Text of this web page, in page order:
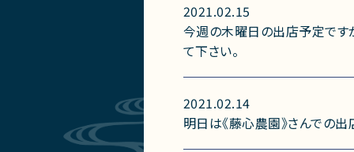
2021.02.15
今週の木曜日の出店予定です
て下さい。
2021.02.14
明日は《藤心農園》さんでの